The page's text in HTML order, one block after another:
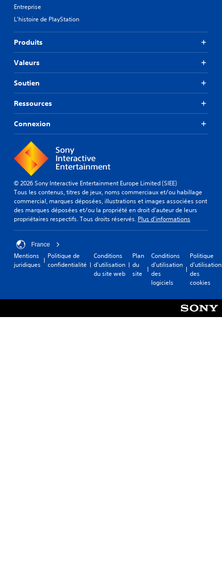
Entreprise
L'histoire de PlayStation
Produits
Valeurs
Soutien
Ressources
Connexion
© 2026 Sony Interactive Entertainment Europe Limited (SIEE)
Tous les contenus, titres de jeux, noms commerciaux et/ou habillage
commercial, marques déposées, illustrations et images associées sont
des marques déposées et/ou la propriété en droit d'auteur de leurs
propriétaires respectifs. Tous droits réservés. Plus d'informations
France
Mentions
juridiques
Politique de
confidentialité
Conditions
d'utilisation
du site web
Plan
du
site
Conditions
d'utilisation
des
logiciels
Politique
d'utilisation
des
cookies